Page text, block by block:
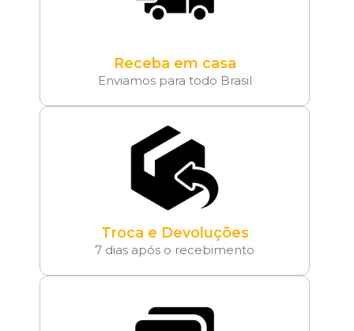
Receba em casa
Enviamos para todo Brasil
Troca e Devoluções
7 dias após o recebimento